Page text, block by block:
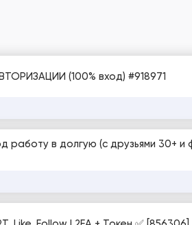
Аккаунты TWITTER +10 DAYS TOKEN , 2ФА (100% вход, - ТОКЕН_АВТОРИЗАЦИИ (100% вход) #918971
работу в долгую (с друзьями 30+ и